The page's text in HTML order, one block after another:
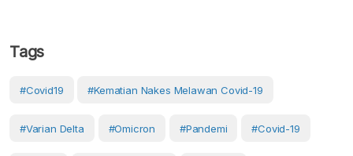
Tags
#covid19 #Kematian Nakes Melawan Covid-19
#Varian Delta #omicron #Pandemi #covid-19